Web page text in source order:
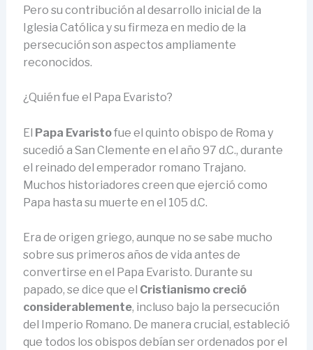
Pero su contribución al desarrollo inicial de la
Iglesia Católica y su firmeza en medio de la
persecución son aspectos ampliamente
reconocidos.
¿Quién fue el Papa Evaristo?
El Papa Evaristofue el quinto obispo de Roma y
sucedió a San Clemente en el año 97 d.C., durante
el reinado del emperador romano Trajano.
Muchos historiadores creen que ejerció como
Papa hasta su muerte en el 105 d.C.
Era de origen griego, aunque no se sabe mucho
sobre sus primeros años de vida antes de
convertirse en el Papa Evaristo. Durante su
papado, se dice que el Cristianismo creció
considerablemente, incluso bajo la persecución
del Imperio Romano. De manera crucial, estableció
que todos los obispos debían ser ordenados por el